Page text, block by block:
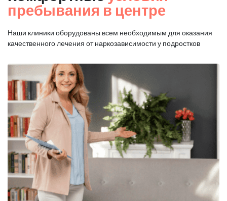
пребывания в центре
Наши клиники оборудованы всем необходимым для оказания
качественного лечения от наркозависимости у подростков